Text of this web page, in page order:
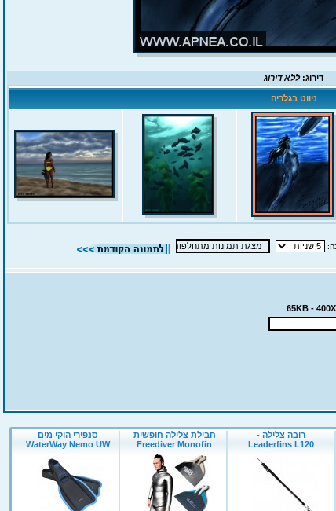
דירוג:ללא דירוג
ניווט בגלריה